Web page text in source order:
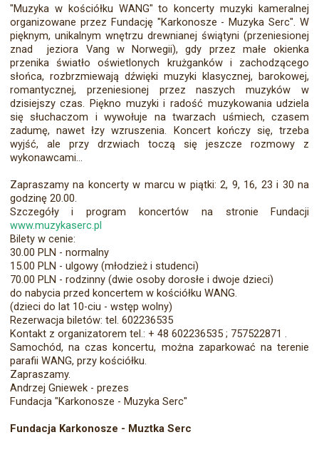
"Muzyka w kościółku WANG" to koncerty muzyki kameralnej
organizowane przez Fundację "Karkonosze - Muzyka Serc". W
pięknym, unikalnym wnętrzu drewnianej świątyni (przeniesionej
znad jeziora Vang w Norwegii), gdy przez małe okienka
przenika światło oświetlonych krużganków i zachodzącego
słońca, rozbrzmiewają dźwięki muzyki klasycznej, barokowej,
romantycznej, przeniesionej przez naszych muzyków w
dzisiejszy czas. Piękno muzyki i radość muzykowania udziela
się słuchaczom i wywołuje na twarzach uśmiech, czasem
zadumę, nawet łzy wzruszenia. Koncert kończy się, trzeba
wyjść, ale przy drzwiach toczą się jeszcze rozmowy z
wykonawcami...
Zapraszamy na koncerty w marcu w piątki: 2, 9, 16, 23 i 30 na
godzinę 20.00.
Szczegóły i program koncertów na stronie Fundacji
www.muzykaserc.pl
Bilety w cenie:
30.00 PLN - normalny
15.00 PLN - ulgowy (młodzież i studenci)
70.00 PLN - rodzinny (dwie osoby dorosłe i dwoje dzieci)
do nabycia przed koncertem w kościółku WANG.
(dzieci do lat 10-ciu - wstęp wolny)
Rezerwacja biletów: tel. 602236535
Kontakt z organizatorem tel.: + 48 602236535 ; 757522871 .
Samochód, na czas koncertu, można zaparkować na terenie
parafii WANG, przy kościółku.
Zapraszamy.
Andrzej Gniewek - prezes
Fundacja "Karkonosze - Muzyka Serc"
Fundacja Karkonosze - Muztka Serc